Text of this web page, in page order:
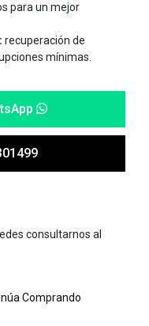
para un mejor
recuperación de
mínimas.
consultarnos al
Comprando